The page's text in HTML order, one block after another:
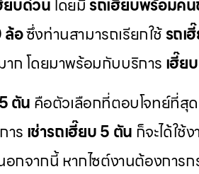
ยบด่วนโดยมีรถเฮี๊ยบพร้อมค
ล้อซึ่งท่านสามารถเรียกใช้รถเ
ก โดยมาพร้อมกับบริการ เฮี๊ย
ตัน คือตัวเลือกที่ตอบโจทย์ที่สุ
าร เช่ารถเฮี๊ยบ 5 ตัน ก็จะได้ใ
กจากนี้ หากไซต์งานต้องการ